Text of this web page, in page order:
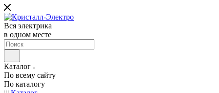
Вся электрика
в одном месте
Каталог
По всему сайту
По каталогу